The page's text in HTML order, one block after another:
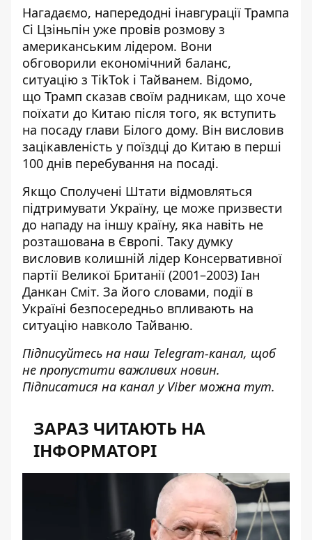
Нагадаємо, напередодні інавгурації Трампа
Сі Цзіньпін уже провів розмову з
американським лідером. Вони
обговорили економічний баланс,
ситуацію з TikTok і Тайванем. Відомо,
що Трамп сказав своїм радникам, що хоче
поїхати до Китаю після того, як вступить
на посаду глави Білого дому. Він висловив
зацікавленість у поїздці до Китаю в перші
100 днів перебування на посаді.
Якщо Сполучені Штати відмовляться
підтримувати Україну, це може призвести
до нападу на іншу країну, яка навіть не
розташована в Європі. Таку думку
висловив колишній лідер Консервативної
партії Великої Британії (2001–2003) Іан
Данкан Сміт. За його словами, події в
Україні безпосередньо впливають на
ситуацію навколо Тайваню.
Підписуйтесь на наш Telegram-канал, щоб
не пропустити важливих новин.
Підписатися на канал у Viber можна тут.
ЗАРАЗ ЧИТАЮТЬ НА
ІНФОРМАТОРІ